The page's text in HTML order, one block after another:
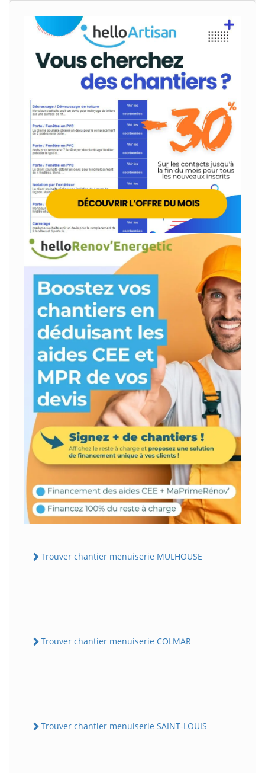
Trouver chantier menuiserie MULHOUSE
Trouver chantier menuiserie COLMAR
Trouver chantier menuiserie SAINT-LOUIS